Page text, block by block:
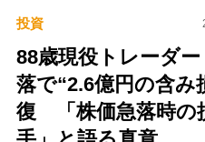
投資
88歳現役トレーダ
落で“2.6億円の含み
復 「株価急落時の